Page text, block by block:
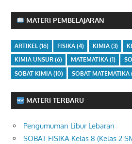
MATERI PEMBELAJARAN
ARTIKEL(16) FISIKA(4) KIMIA(3)
KIMIA UNSUR(6) MATEMATIKA(1)
SOBAT KIMIA(10) SOBAT MATEMATIKA
MATERI TERBARU
Pengumuman Libur Lebaran
SOBAT FISIKA Kelas 8 (Kelas 2